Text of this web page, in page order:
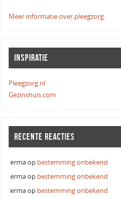
Meer informatie over pleegzorg.
INSPIRATIE
Pleegzorg.nl
Gezinshuis.com
RECENTE REACTIES
ermaop bestemming onbekend
ermaop bestemming onbekend
ermaop bestemming onbekend